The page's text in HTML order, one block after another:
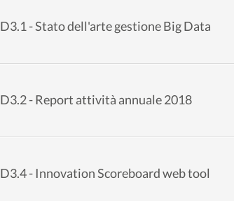
D3.1 - Stato dell'arte gestione Big Data
D3.2 - Report attività annuale 2018
D3.4 - Innovation Scoreboard web tool